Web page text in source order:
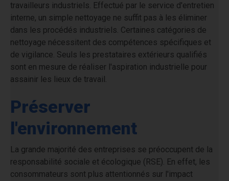
travailleurs industriels. Effectué par le service d'entretien
interne, un simple nettoyage ne suffit pas à les éliminer
dans les procédés industriels. Certaines catégories de
nettoyage nécessitent des compétences spécifiques et
de vigilance. Seuls les prestataires extérieurs qualifiés
sont en mesure de réaliser l'aspiration industrielle pour
assainir les lieux de travail.
Préserver
l'environnement
La grande majorité des entreprises se préoccupent de la
responsabilité sociale et écologique (RSE). En effet, les
consommateurs sont plus attentionnés sur l'impact